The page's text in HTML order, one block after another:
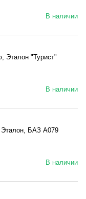
В наличии
Эталон "Турист"
В наличии
Эталон, БАЗ А079
В наличии